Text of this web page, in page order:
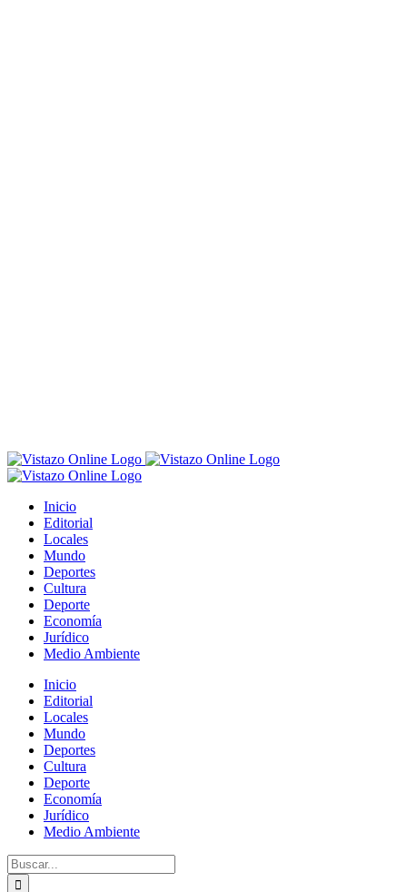
Inicio
Editorial
Locales
Mundo
Deportes
Cultura
Deporte
Economía
Jurídico
Medio Ambiente
Inicio
Editorial
Locales
Mundo
Deportes
Cultura
Deporte
Economía
Jurídico
Medio Ambiente
Buscar: